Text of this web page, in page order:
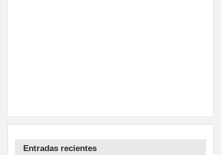
Entradas recientes